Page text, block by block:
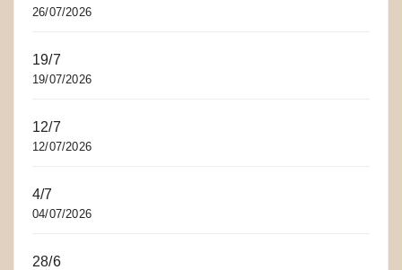
26/07/2026
19/7
19/07/2026
12/7
12/07/2026
4/7
04/07/2026
28/6